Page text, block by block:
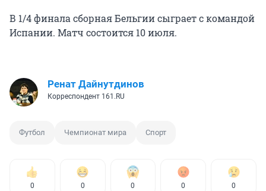
В 1/4 финала сборная Бельгии сыграет с командой
Испании. Матч состоится 10 июля.
Ренат Дайнутдинов
Корреспондент 161.RU
Футбол Чемпионат мира Спорт
0 0 0 0 0